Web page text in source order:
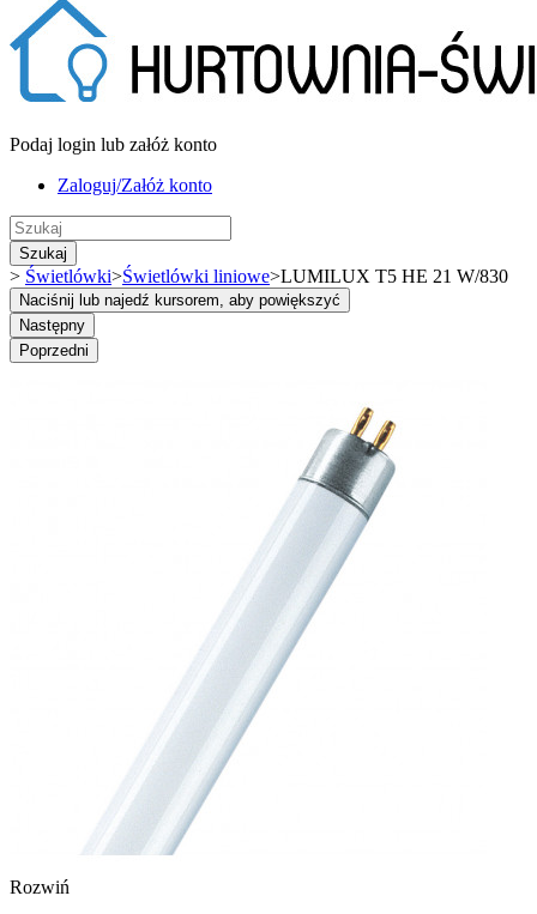
Podaj login lub załóż konto
Zaloguj/Załóż konto
Szukaj
> Świetlówki>Świetlówki liniowe>LUMILUX T5 HE 21 W/830
Naciśnij lub najedź kursorem, aby powiększyć
Następny
Poprzedni
Rozwiń